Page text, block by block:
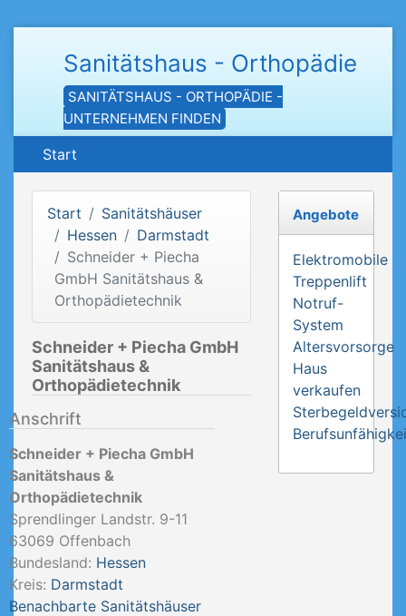
Sanitätshaus - Orthopädie
SANITÄTSHAUS - ORTHOPÄDIE -
UNTERNEHMEN FINDEN
Start
Start
Sanitätshäuser
Hessen
Darmstadt
Schneider + Piecha
GmbH Sanitätshaus &
Orthopädietechnik
Schneider + Piecha GmbH
Sanitätshaus &
Orthopädietechnik
Anschrift
Schneider + Piecha GmbH
Sanitätshaus &
Orthopädietechnik
Sprendlinger Landstr. 9-11
63069 Offenbach
Bundesland: Hessen
Kreis: Darmstadt
Benachbarte Sanitätshäuser
Angebote
Elektromobile
Treppenlift
Notruf-
System
Altersvorsorge
Haus
verkaufen